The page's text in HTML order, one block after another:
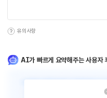
유의사항
AI가 빠르게 요약해주는 사용자